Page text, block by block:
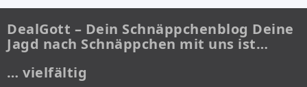
DealGott – Dein Schnäppchenblog Deine
Jagd nach Schnäppchen mit uns ist…
… vielfältig